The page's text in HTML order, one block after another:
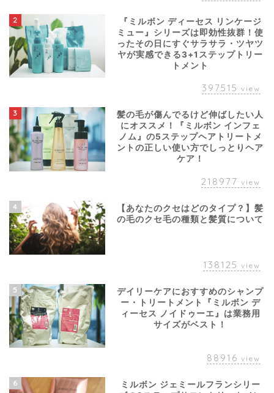
2
『ミルボン ディーセス リンケージ
ミュー』シリーズは即効性抜群！使
ったその日にすぐサラサラ・ツヤツ
ヤが実感できる3+1ステップトリー
トメント
397515 view
3
髪の毛が傷んでるけど伸ばしたい人
にオススメ！『ミルボン インフェ
ノム』の5ステップヘアトリートメ
ントの正しい使い方でしっとりヘア
ケア！
218977 view
4
【あなたのクセはどのタイプ？】髪
の毛のクセ毛の種類と髪質について
138125 view
5
デイリーケアにおすすめのシャンプ
ー・トリートメント『ミルボン デ
ィーセス ノイドゥーエ』は業務用
サイズがベスト！
88916 view
6
ミルボン ジェミールフランシリー